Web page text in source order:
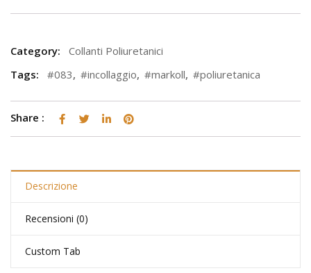
Category:
Collanti Poliuretanici
Tags:
#083, #incollaggio, #markoll, #poliuretanica
Share :
Descrizione
Recensioni (0)
Custom Tab